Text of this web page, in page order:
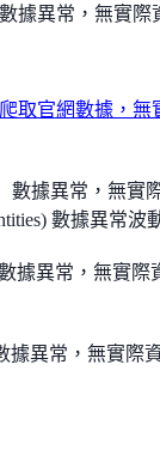
據異常，無實際
爬取官網數據，無
數據異常，無實
數據異常波
據異常，無實際
據異常，無實際